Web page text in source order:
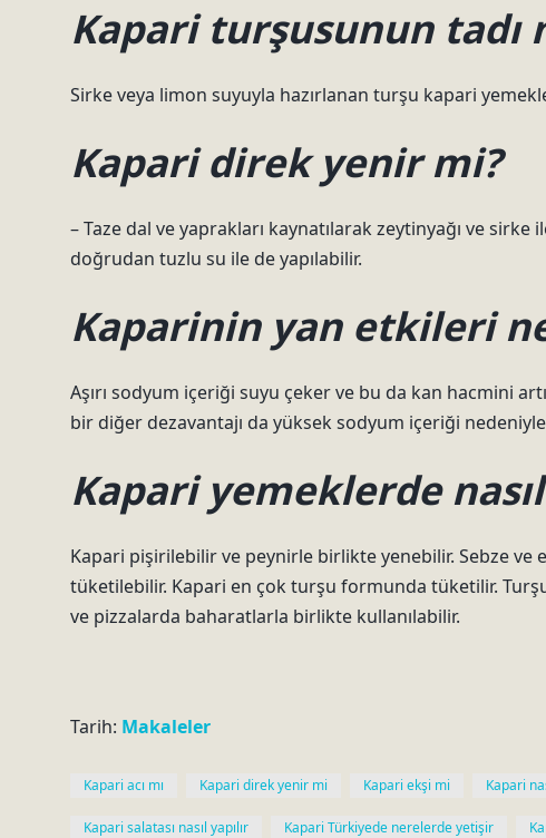
Kapari turşusunun tadı
Sirke veya limon suyuyla hazırlanan turşu kapari
Kapari direk yenir mi?
– Taze dal ve yaprakları kaynatılarak zeytinyağı ve
doğrudan tuzlu su ile de yapılabilir.
Kaparinin yan etkileri
Aşırı sodyum içeriği suyu çeker ve bu da kan hacmini
bir diğer dezavantajı da yüksek sodyum içeriği
Kapari yemeklerde
Kapari pişirilebilir ve peynirle birlikte yenebilir. Sebze
tüketilebilir. Kapari en çok turşu formunda tüketilir.
ve pizzalarda baharatlarla birlikte kullanılabilir.
Tarih: Makaleler
Kapari acı mı Kapari direk yenir mi Kapari ekşi mi Kapari
Kapari salatası nasıl yapılır Kapari Türkiyede nerelerde yetişir